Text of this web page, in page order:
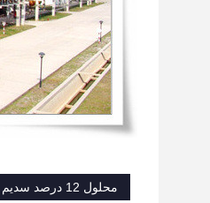
محلول 12 درصد سدیم هیپوکلریت